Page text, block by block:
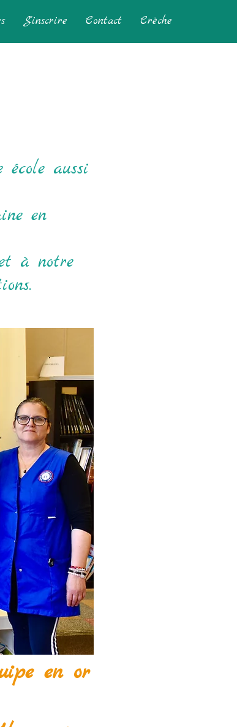
S'inscrire Contact Crèche
aussi
en
à notre
en or